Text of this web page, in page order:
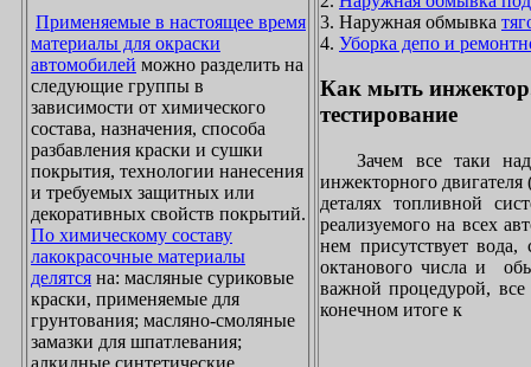
Применяемые в настоящее время
материалы для окраски
автомобилей можно разделить на
следующие группы в
зависимости от химического
состава, назначения, способа
разбавления краски и сушки
покрытия, технологии нанесения
и требуемых защитных или
декоративных свойств покрытий.
По химическому составу
лакокрасочные материалы
делятся на: масляные суриковые
краски, применяемые для
грунтования; масляно-смоляные
замазки для шпатлевания;
алкидные синтетические
3. Наружная обмывка
4. Уборка депо и
Как мыть
тестирование
Зачем все таки
инжекторного
деталях топливной
реализуемого на всех
нем присутствует
октанового числа и
важной процедурой, все
конечном итоге к